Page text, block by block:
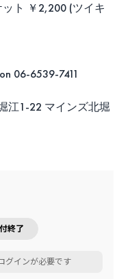
ト ￥2,200 (ツイキ
06-6539-7411
江1-22 マインズ北堀
終了
グインが必要です